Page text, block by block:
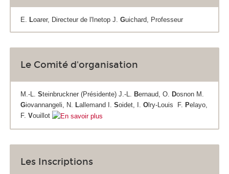
E. Loarer, Directeur de l'Inetop J. Guichard, Professeur
Le Comité d'organisation
M.-L. Steinbruckner (Présidente) J.-L. Bernaud, O. Dosnon M.
Giovannangeli, N. Lallemand I. Soidet, I. O lry-Louis F. Pelayo,
F. Vouillot
Les Inscriptions